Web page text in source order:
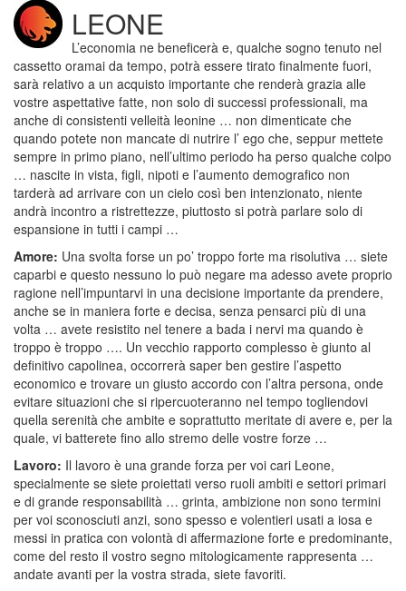
LEONE
L’economia ne beneficerà e, qualche sogno tenuto nel
cassetto oramai da tempo, potrà essere tirato finalmente fuori,
sarà relativo a un acquisto importante che renderà grazia alle
vostre aspettative fatte, non solo di successi professionali, ma
anche di consistenti velleità leonine … non dimenticate che
quando potete non mancate di nutrire l’ ego che, seppur mettete
sempre in primo piano, nell’ultimo periodo ha perso qualche colpo
… nascite in vista, figli, nipoti e l’aumento demografico non
tarderà ad arrivare con un cielo così ben intenzionato, niente
andrà incontro a ristrettezze, piuttosto si potrà parlare solo di
espansione in tutti i campi …
Amore: Una svolta forse un po’ troppo forte ma risolutiva … siete
caparbi e questo nessuno lo può negare ma adesso avete proprio
ragione nell’impuntarvi in una decisione importante da prendere,
anche se in maniera forte e decisa, senza pensarci più di una
volta … avete resistito nel tenere a bada i nervi ma quando è
troppo è troppo …. Un vecchio rapporto complesso è giunto al
definitivo capolinea, occorrerà saper ben gestire l’aspetto
economico e trovare un giusto accordo con l’altra persona, onde
evitare situazioni che si ripercuoteranno nel tempo togliendovi
quella serenità che ambite e soprattutto meritate di avere e, per la
quale, vi batterete fino allo stremo delle vostre forze …
Lavoro: Il lavoro è una grande forza per voi cari Leone,
specialmente se siete proiettati verso ruoli ambiti e settori primari
e di grande responsabilità … grinta, ambizione non sono termini
per voi sconosciuti anzi, sono spesso e volentieri usati a iosa e
messi in pratica con volontà di affermazione forte e predominante,
come del resto il vostro segno mitologicamente rappresenta …
andate avanti per la vostra strada, siete favoriti.